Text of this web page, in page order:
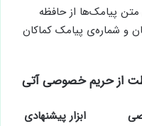
متن پیامک‌ها از حافظه
و شماره‌ی پیامک کماکان
ابزار پیشنهادی